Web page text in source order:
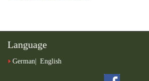
Language
German English